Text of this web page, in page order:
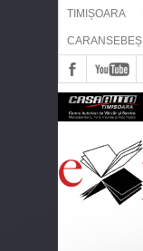
TIMIȘOARA
CARANSEBEȘ